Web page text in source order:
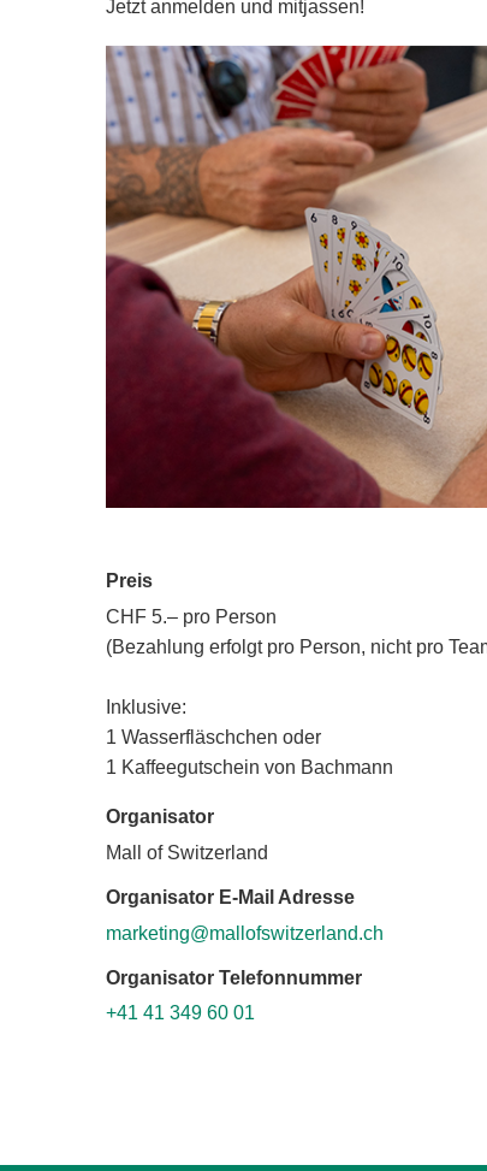
Jetzt anmelden und mitjassen!
Preis
CHF 5.– pro Person
(Bezahlung erfolgt pro Person, nicht pro
Inklusive:
1 Wasserfläschchen oder
1 Kaffeegutschein von Bachmann
Organisator
Mall of Switzerland
Organisator E-Mail Adresse
marketing@mallofswitzerland.ch
Organisator Telefonnummer
+41 41 349 60 01